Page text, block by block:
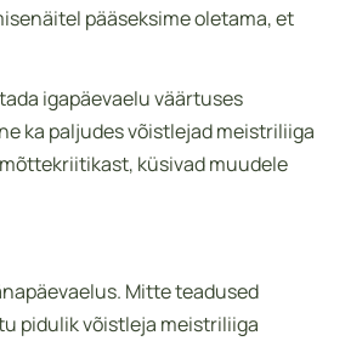
pääseksime oletama, et
igapäevaelu väärtuses
ka paljudes võistlejad meistriliiga
küsivad muudele
Mitte teadused
pidulik võistleja meistriliiga